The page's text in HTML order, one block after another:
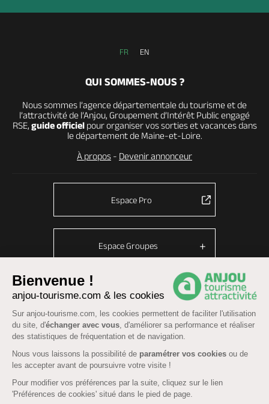
Bienvenue !
anjou-tourisme.com & les cookies
Sur anjou-tourisme.com, les cookies permettent de faciliter l'utilisation
du site, d'échanger avec vous, d'améliorer sa performance et réaliser
des statistiques de fréquentation et de navigation.
Nous vous laissons la possibilité de paramétrer vos cookies ou de
les accepter avant de poursuivre votre visite !
Pour modifier vos préférences par la suite, cliquez sur le lien
'Préférences de cookies' situé dans le pied de page.
FR EN
QUI SOMMES-NOUS ?
Nous sommes l’agence départementale du tourisme et de
l’attractivité de l’Anjou, Groupement d’Intérêt Public engagé
RSE, guide officielpour organiser vos sorties et vacances dans
le département de Maine-et-Loire.
À propos - Devenir annonceur
Espace Pro
Espace Groupes
© Anjou tourisme 2026 -Plan du site-Fonctionnement du site
Mentions légales Données personnelles
CGU Réservation-Accessibilité : partiellement conforme